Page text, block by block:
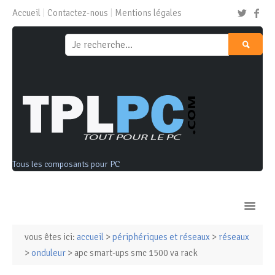
Accueil Contactez-nous Mentions légales
Tous les composants pour PC
Ordinateurs & Tablettes
vous êtes ici: accueil > périphériques et réseaux > réseaux
> onduleur > apc smart-ups smc 1500 va rack